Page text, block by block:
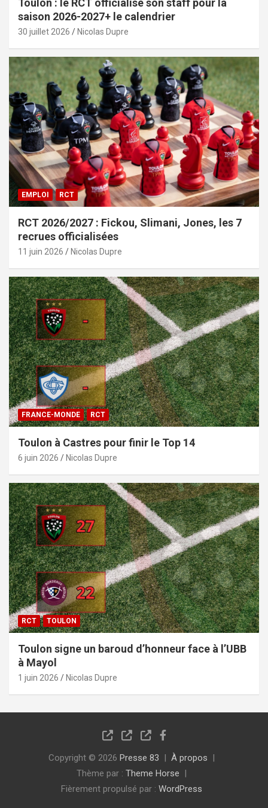
Toulon : le RCT officialise son staff pour la
saison 2026-2027+ le calendrier
30 juillet 2026 Nicolas Dupre
EMPLOI RCT
RCT 2026/2027 : Fickou, Slimani, Jones, les 7
recrues officialisées
11 juin 2026 Nicolas Dupre
FRANCE-MONDE RCT
Toulon à Castres pour finir le Top 14
6 juin 2026 Nicolas Dupre
RCT TOULON
Toulon signe un baroud d’honneur face à l’UBB
à Mayol
1 juin 2026 Nicolas Dupre
Copyright © 2026 Presse 83
À propos
Thème par : Theme Horse
Fièrement propulsé par : WordPress